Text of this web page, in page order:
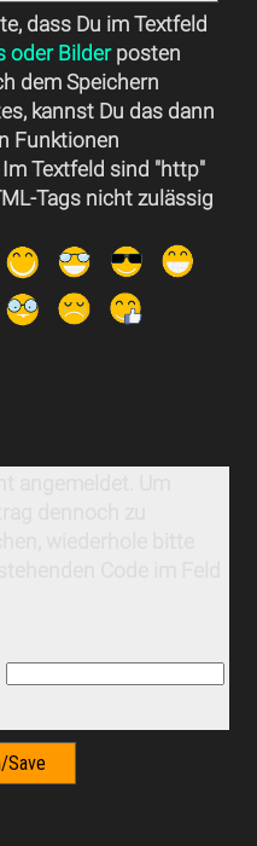
dass Du im Textfeld
oder Bilderposten
dem Speichern
kannst Du das dann
Funktionen
Textfeld sind "http"
Tags nicht zulässig